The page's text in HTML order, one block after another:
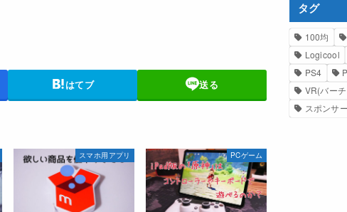
はてブ 送る
スマホ用アプリ PCゲーム
タグ
100均
Logicool
PS4
VR(バー
スポンサ